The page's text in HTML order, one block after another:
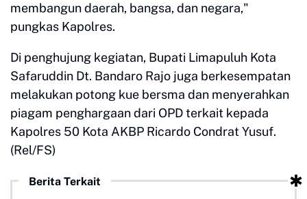
membangun daerah, bangsa, dan negara,"
pungkas Kapolres.
Di penghujung kegiatan, Bupati Limapuluh Kota
Safaruddin Dt. Bandaro Rajo juga berkesempatan
melakukan potong kue bersma dan menyerahkan
piagam penghargaan dari OPD terkait kepada
Kapolres 50 Kota AKBP Ricardo Condrat Yusuf.
(Rel/FS)
Berita Terkait